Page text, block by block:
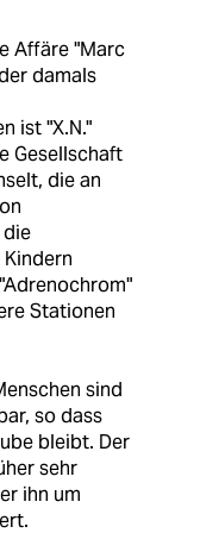
Affäre "Marc
damals
ist "X.N."
Gesellschaft
die an
die
Stationen
sind
so dass
bleibt. Der
sehr
ihn um